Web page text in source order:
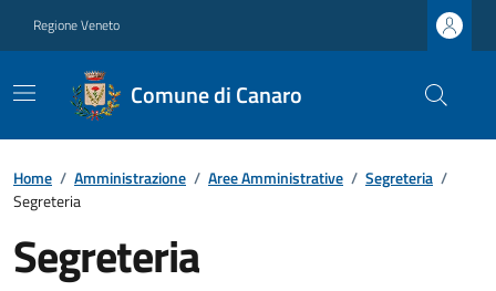
Regione Veneto
Comune di Canaro
Home / Amministrazione / Aree Amministrative / Segreteria /
Segreteria
Segreteria